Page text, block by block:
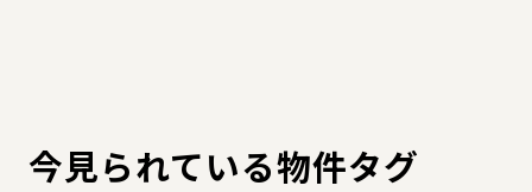
今見られている物件タグ